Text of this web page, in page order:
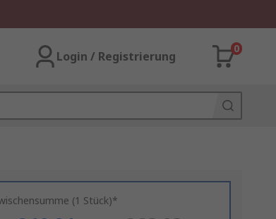
Login / Registrierung
0
(1 Stück)*